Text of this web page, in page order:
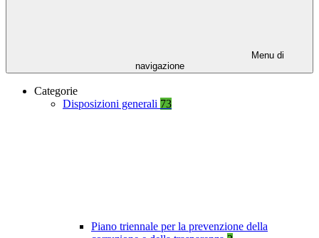
Menu di
navigazione
Categorie
Disposizioni generali 73
Piano triennale per la prevenzione della